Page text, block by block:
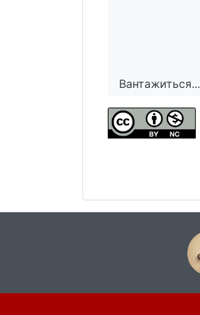
Вантажиться...
Вантажиться...